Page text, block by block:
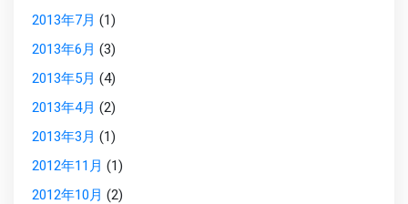
2013年7月 (1)
2013年6月 (3)
2013年5月 (4)
2013年4月 (2)
2013年3月 (1)
2012年11月 (1)
2012年10月 (2)